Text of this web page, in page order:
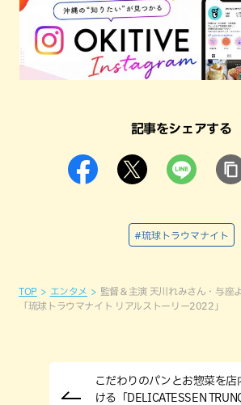
記事をシェアする
#琉球トラウマナイト
TOP エンタメ
監督＆主演 天川れみさん・与座
「琉球トラウマナイト リアルストーリー2022」
こだわりのパンとお惣菜を店
ける「DELICATESSEN